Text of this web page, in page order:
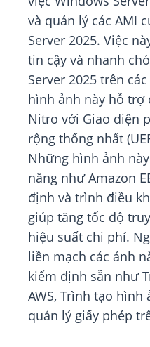
và quản lý các AMI
Server 2025. Việc
tin cậy và nhanh
Server 2025 trên
hình ảnh này hỗ trợ
Nitro với Giao diện
rộng thống nhất
Những hình ảnh
năng như Amazon
định và trình điều
giúp tăng tốc độ
hiệu suất chi phí.
liền mạch các ảnh
kiểm định sẵn như
AWS, Trình tạo hình
quản lý giấy phép